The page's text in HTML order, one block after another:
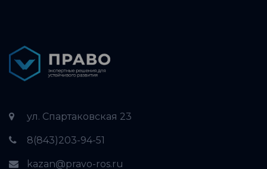
ул. Спартаковская 23
8(843)203-94-51
kazan@pravo-ros.ru